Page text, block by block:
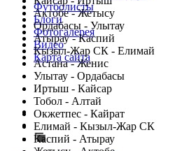
Актобе - Жетысу
Ордабасы - Улытау
Атырау - Каспий
Кызыл-Жар СК - Елимай
Астана - Женис
Улытау - Ордабасы
Иртыш - Кайсар
Тобол - Алтай
Окжетпес - Кайрат
Елимай - Кызыл-Жар СК
Каспий - Атырау
Футболисты
Блоги
Фотогалерея
Видео
Карта сайта
Есть идея?
Сообщить о мероприятии
Перейти на старый сайт